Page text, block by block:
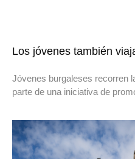
Los jóvenes también
Jóvenes burgaleses recorren
parte de una iniciativa de